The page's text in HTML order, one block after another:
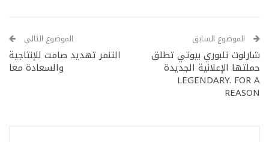
الموضوع السابق
شارلوت تلبوري بيوتي تطلق
حملتها الإعلانية الجديدة
LEGENDARY. FOR A
REASON
الموضوع التالي
التنمر تهديد صامت للإنتاجية
والسعادة معا